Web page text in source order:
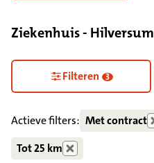
Ziekenhuis - Hilversum
Zorgdiensten verborgen
Filteren 3
Actieve filters: Met contract
Tot 25 km